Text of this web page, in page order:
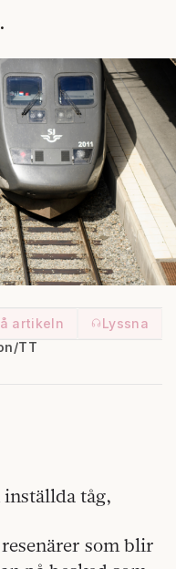
artikeln
Lyssna
TT
tåg,
som blir